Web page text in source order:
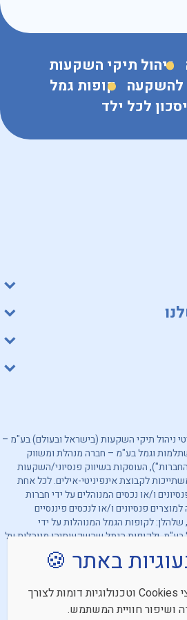
ניהול תיקי השקעות
להשקעה קופות גמל
לכל ילד
ניהול תיקי השקעות (בישראל ובעולם) בע"מ –
וגמל בע"מ – חברה מנהלת ומשווק
"החברות"), העוסקות בשיווק פנסיוני/השקעות
לקבוצת אינפיניטי-אילים. לכל אחת
ו/או נכסים המנוהלים על ידי חברות
פנסיונים ו/או לנכסים פיננסיים
לקופות הגמל המנוהלות על ידי
בע"מ, ולקופות הגמל שהשקעותיהן מנוהלות על
(בישראל ובעולם) בע"מ. מובהר, כי החברות
פיננסיים אחרים. האמור לעיל אינו מהווה
פנסיוני ו/או תחליף לייעוץ/שיווק כאמור
של כל אדם וכן אינו מהווה הצעה לרכישת
התחייבות החברות להשגת תשואה כלשהי.
באתר 🍪
האתר משתמש בקובצי Cookies וטכנולוגיות דומות לצורך
ושיפור חוויית המשתמש.